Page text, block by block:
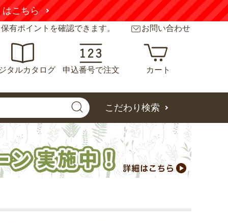
はこちら
有ポイントを確認できます。 お問い合わせ
タルカタログ 申込番号で注文 カート
こだわり検索